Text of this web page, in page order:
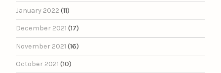
January 2022 (11)
December 2021 (17)
November 2021 (16)
October 2021 (10)